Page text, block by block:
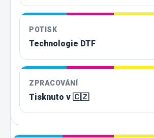
POTISK
Technologie DTF
ZPRACOVÁNÍ
Tisknuto v 🇨🇿